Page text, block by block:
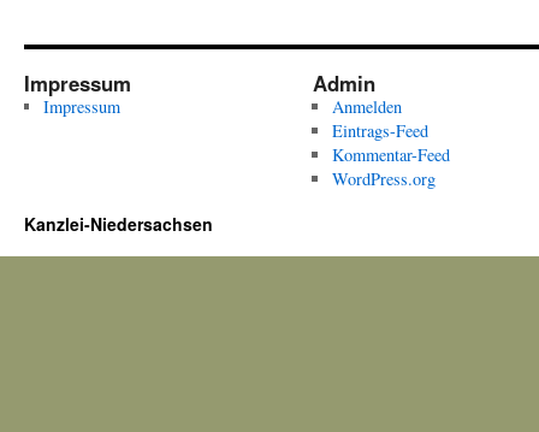
Impressum
Impressum
Admin
Anmelden
Eintrags-Feed
Kommentar-Feed
WordPress.org
Kanzlei-Niedersachsen